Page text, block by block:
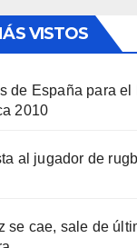
VISTOS
de España para el
2010
al jugador de
se cae, sale de